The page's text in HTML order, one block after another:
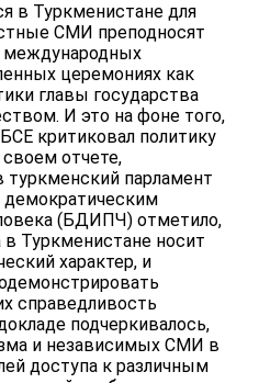
в Туркменистане для
СМИ преподносят
международных
церемониях как
главы государства
И это на фоне того,
критиковал политику
отчете,
парламент
(БДИПЧ) отметило,
в Туркменистане носит
характер, и
справедливость
подчеркивалось,
и независимых СМИ в
доступа к различным